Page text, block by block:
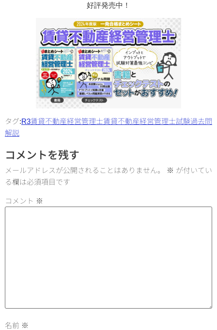
好評発売中！
タグ:R3賃貸不動産経営管理士賃貸不動産経営管理士試験過去問
解説
コメントを残す
メールアドレスが公開されることはありません。 ※ が付いてい
る欄は必須項目です
コメント ※
名前 ※